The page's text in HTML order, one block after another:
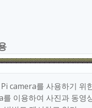
camera를 사용하기 위
를 이용하여 사진과 동영